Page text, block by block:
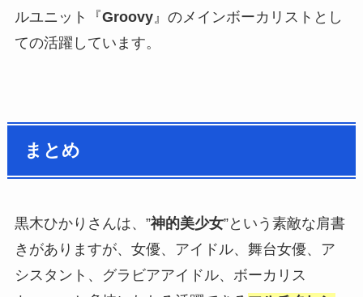
ルユニット『Groovy』のメインボーカリストとし
ての活躍しています。
まとめ
黒木ひかりさんは、”神的美少女”という素敵な肩書
きがありますが、女優、アイドル、舞台女優、ア
シスタント、グラビアアイドル、ボーカリス